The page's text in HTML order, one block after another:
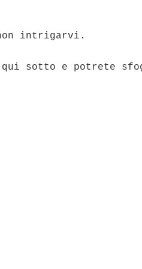
intrigarvi.
sotto e potrete